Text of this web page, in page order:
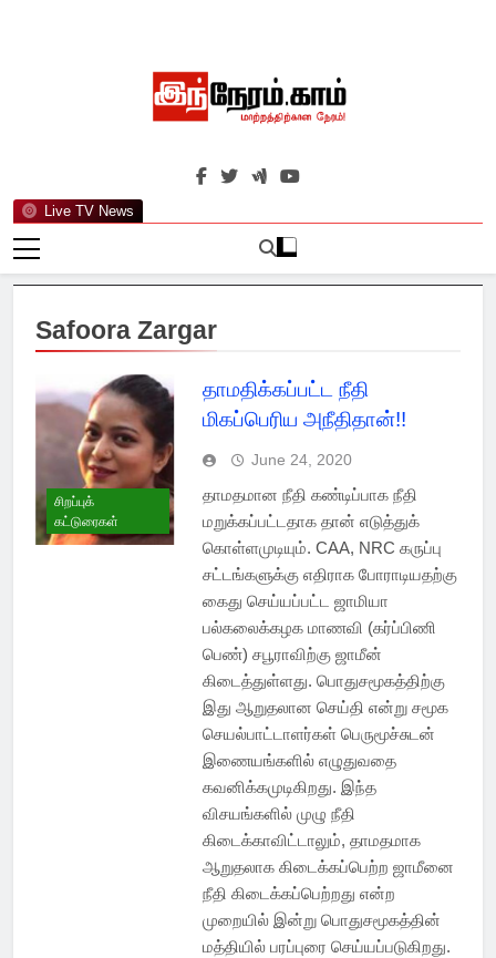
Live TV News
இந்நேரம்.காம்
செய்திகளுக்கு அப்பால்…
Safoora Zargar
சிறப்புக்
கட்டுரைகள்
தாமதிக்கப்பட்ட நீதி
மிகப்பெரிய அநீதிதான்!!
June 24, 2020
தாமதமான நீதி கண்டிப்பாக நீதி
மறுக்கப்பட்டதாக தான் எடுத்துக்
கொள்ளமுடியும். CAA, NRC கருப்பு
சட்டங்களுக்கு எதிராக போராடியதற்கு
கைது செய்யப்பட்ட ஜாமியா
பல்கலைக்கழக மாணவி (கர்ப்பிணி
பெண்) சபூராவிற்கு ஜாமீன்
கிடைத்துள்ளது. பொதுசமூகத்திற்கு
இது ஆறுதலான செய்தி என்று சமூக
செயல்பாட்டாளர்கள் பெருமூச்சுடன்
இணையங்களில் எழுதுவதை
கவனிக்கமுடிகிறது. இந்த
விசயங்களில் முழு நீதி
கிடைக்காவிட்டாலும், தாமதமாக
ஆறுதலாக கிடைக்கப்பெற்ற ஜாமீனை
நீதி கிடைக்கப்பெற்றது என்ற
முறையில் இன்று பொதுசமூகத்தின்
மத்தியில் பரப்புரை செய்யப்படுகிறது.